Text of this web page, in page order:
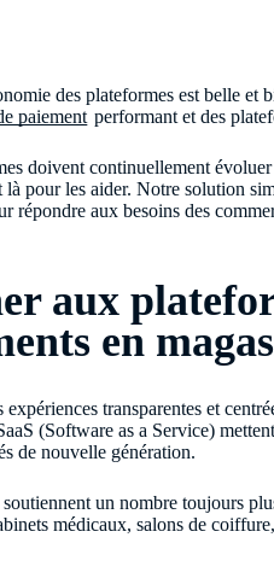
des plateformes est belle et
paiement performant et des
doivent continuellement
là pour les aider. Notre solution
répondre aux besoins des
aux
en
transparentes et
(Software as a Service)
de nouvelle génération.
un nombre toujours
médicaux, salons de